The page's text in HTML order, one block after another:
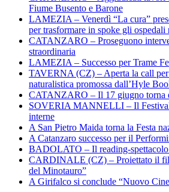
Fiume Busento e Barone
LAMEZIA – Venerdì “La cura”
per trasformare in spoke gli
CATANZARO – Proseguono
straordinaria
LAMEZIA – Successo per Trame
TAVERNA (CZ) – Aperta la call per
naturalistica promossa dall’Hyle
CATANZARO – Il 17 giugno torna
SOVERIA MANNELLI – Il
interne
A San Pietro Maida torna la Festa
A Catanzaro successo per il
BADOLATO – Il reading-spettacolo
CARDINALE (CZ) – Proiettato il
del Minotauro”
A Girifalco si conclude “Nuovo